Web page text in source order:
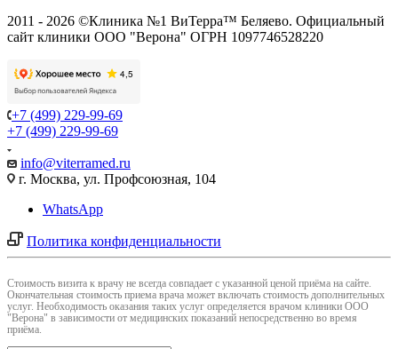
2011 - 2026 ©Клиника №1 ВиТерра™ Беляево. Официальный
сайт клиники ООО "Верона" ОГРН 1097746528220
+7 (499) 229-99-69
+7 (499) 229-99-69
info@viterramed.ru
г. Москва, ул. Профсоюзная, 104
WhatsApp
Политика конфиденциальности
Cтоимость визита к врачу не всегда совпадает с указанной ценой приёма на сайте.
Окончательная стоимость приема врача может включать стоимость дополнительных
услуг. Необходимость оказания таких услуг определяется врачом клиники ООО
"Верона" в зависимости от медицинских показаний непосредственно во время
приёма.